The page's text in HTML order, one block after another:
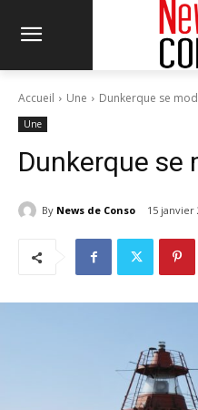
Accueil Une Dunkerque se
Une
Dunkerque se
By News de Conso 15 janvier